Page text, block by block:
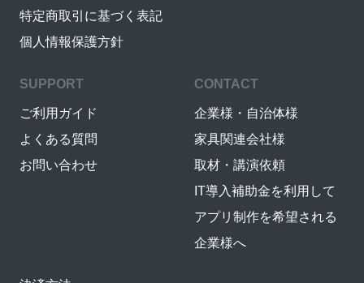
特定商取引に基づく表記
個人情報保護方針
SUPPORT
ご利用ガイド
よくある質問
お問い合わせ
CONTACT
企業様・自治体様
家具関連会社様
取材・講演依頼
IT導入補助金を利用して
アプリ制作を希望される
企業様へ